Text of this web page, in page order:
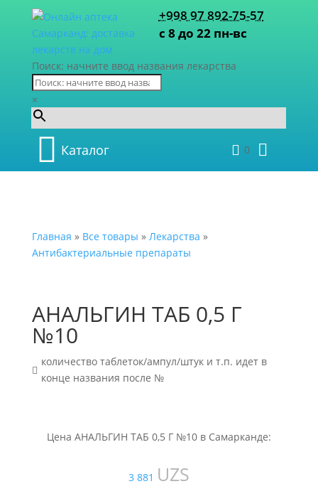
+998 97 892-75-57
с 8 до 22 пн-вс
Поиск: начните ввод названия лекарства
×
Каталог 0
Главная » Все товары » Лекарства »
Антибактериальные препараты
АНАЛЬГИН ТАБ 0,5 Г
№10

количество таблеток/ампул/штук и т.п. идет в
конце названия после №
Цена АНАЛЬГИН ТАБ 0,5 Г №10 в Самарканде:
3 881 UZS